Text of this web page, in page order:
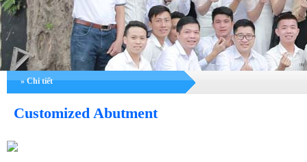
» Chi tiết
Customized Abutment